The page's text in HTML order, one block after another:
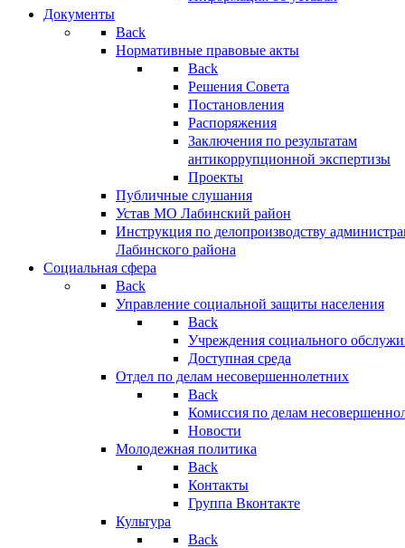
Документы
Back
Нормативные правовые акты
Back
Решения Совета
Постановления
Распоряжения
Заключения по результатам
антикоррупционной экспертизы
Проекты
Публичные слушания
Устав МО Лабинский район
Инструкция по делопроизводству
Лабинского района
Социальная сфера
Back
Управление социальной защиты населения
Back
Учреждения социального
Доступная среда
Отдел по делам несовершеннолетних
Back
Комиссия по делам
Новости
Молодежная политика
Back
Контакты
Группа Вконтакте
Культура
Back